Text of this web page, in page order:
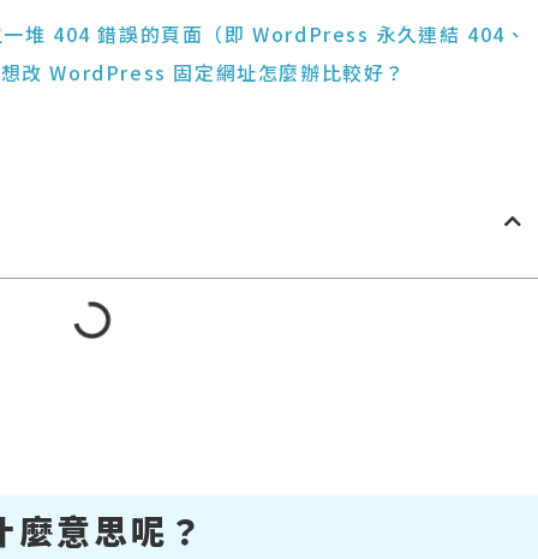
堆 404 錯誤的頁面（即 WordPress 永久連結 404、
改 WordPress 固定網址怎麼辦比較好？
意思呢？